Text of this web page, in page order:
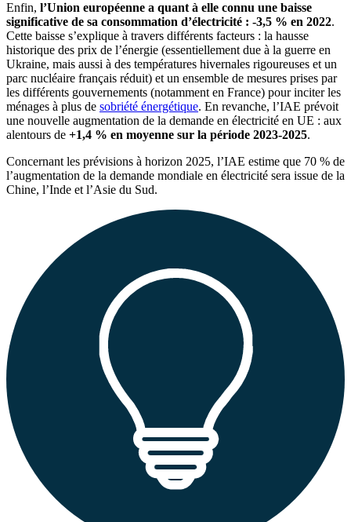
Enfin, l’Union européenne a quant à elle connu une baisse
significative de sa consommation d’électricité : -3,5 % en 2022.
Cette baisse s’explique à travers différents facteurs : la hausse
historique des prix de l’énergie (essentiellement due à la guerre en
Ukraine, mais aussi à des températures hivernales rigoureuses et un
parc nucléaire français réduit) et un ensemble de mesures prises par
les différents gouvernements (notamment en France) pour inciter les
ménages à plus de sobriété énergétique. En revanche, l’IAE prévoit
une nouvelle augmentation de la demande en électricité en UE : aux
alentours de +1,4 % en moyenne sur la période 2023-2025.
Concernant les prévisions à horizon 2025, l’IAE estime que 70 % de
l’augmentation de la demande mondiale en électricité sera issue de la
Chine, l’Inde et l’Asie du Sud.